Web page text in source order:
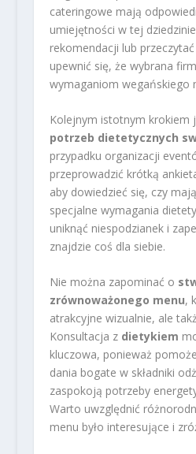
cateringowe mają
umiejętności w tej
rekomendacji lub
upewnić się, że wybrana
wymaganiom wegańskiego
Kolejnym istotnym krokiem
potrzeb dietetycznych
przypadku organizacji
przeprowadzić krótką
aby dowiedzieć się, czy
specjalne wymagania
uniknąć niespodzianek i
znajdzie coś dla siebie.
Nie można zapominać o
zrównoważonego menu,
atrakcyjne wizualnie, ale
Konsultacja z dietykiem
kluczowa, ponieważ
dania bogate w składniki
zaspokoją potrzeby
Warto uwzględnić
menu było interesujące i